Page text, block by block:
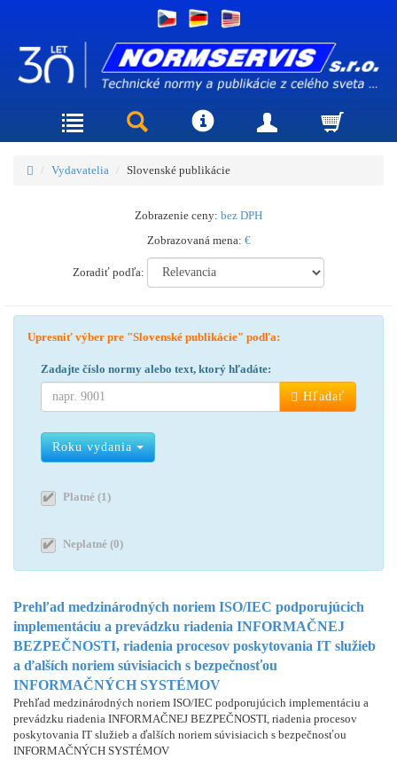
Vydavatelia Slovenské publikácie
Zobrazenie ceny: bez DPH
Zobrazovaná mena: €
Zoradiť podľa:
Upresniť výber pre "Slovenské publikácie" podľa:
Zadajte číslo normy alebo text, ktorý hľadáte:
Hľadať
Roku vydania
Platné (1)
Neplatné (0)
Prehľad medzinárodných noriem ISO/IEC podporujúcich
implementáciu a prevádzku riadenia INFORMAČNEJ
BEZPEČNOSTI, riadenia procesov poskytovania IT služieb
a ďalších noriem súvisiacich s bezpečnosťou
INFORMAČNÝCH SYSTÉMOV
Prehľad medzinárodných noriem ISO/IEC podporujúcich implementáciu a
prevádzku riadenia INFORMAČNEJ BEZPEČNOSTI, riadenia procesov
poskytovania IT služieb a ďalších noriem súvisiacich s bezpečnosťou
INFORMAČNÝCH SYSTÉMOV